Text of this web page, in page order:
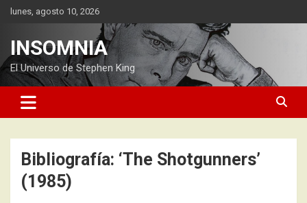
Saltarlunes, agosto 10, 2026
INSOMNIA
El Universo de Stephen King
Bibliografía: ‘The Shotgunners’
(1985)